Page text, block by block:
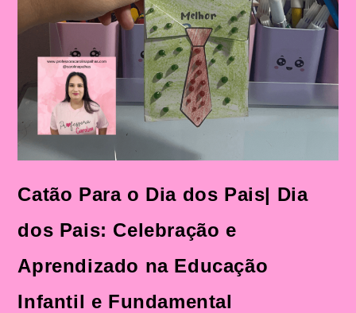
Catão Para o Dia dos Pais| Dia
dos Pais: Celebração e
Aprendizado na Educação
Infantil e Fundamental